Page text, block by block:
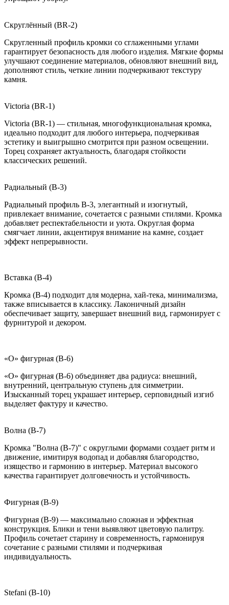
Скруглённый (BR-2)
Скругленный профиль кромки со сглаженными углами
гарантирует безопасность для любого изделия. Мягкие формы
улучшают соединение материалов, обновляют внешний вид,
дополняют стиль, четкие линии подчеркивают текстуру
камня.
Victoria (BR-1)
Victoria (BR-1) — стильная, многофункциональная кромка,
идеально подходит для любого интерьера, подчеркивая
эстетику и выигрышно смотрится при разном освещении.
Торец сохраняет актуальность, благодаря стойкости
классических решений.
Радиальный (B-3)
Радиальный профиль B-3, элегантный и изогнутый,
привлекает внимание, сочетается с разными стилями. Кромка
добавляет респектабельности и уюта. Округлая форма
смягчает линии, акцентируя внимание на камне, создает
эффект непрерывности.
Вставка (B-4)
Кромка (B-4) подходит для модерна, хай-тека, минимализма,
также вписывается в классику. Лаконичный дизайн
обеспечивает защиту, завершает внешний вид, гармонирует с
фурнитурой и декором.
«О» фигурная (B-6)
«О» фигурная (B-6) объединяет два радиуса: внешний,
внутренний, центральную ступень для симметрии.
Изысканный торец украшает интерьер, серповидный изгиб
выделяет фактуру и качество.
Волна (B-7)
Кромка "Волна (B-7)" с округлыми формами создает ритм и
движение, имитируя водопад и добавляя благородство,
изящество и гармонию в интерьер. Материал высокого
качества гарантирует долговечность и устойчивость.
Фигурная (B-9)
Фигурная (B-9) — максимально сложная и эффектная
конструкция. Блики и тени выявляют цветовую палитру.
Профиль сочетает старину и современность, гармонируя
сочетание с разными стилями и подчеркивая
индивидуальность.
Stefani (B-10)